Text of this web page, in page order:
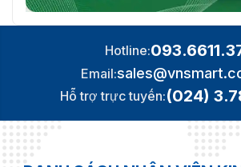
Hotline:
Email:
Hỗ trợ trực tuyến:(024)